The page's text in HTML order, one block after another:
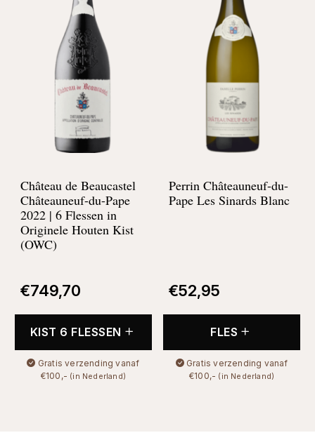
Château de Beaucastel
Châteauneuf-du-Pape
2022 | 6 Flessen in
Originele Houten Kist
(OWC)
€749,70
KIST 6 FLESSEN
Gratis verzending vanaf
€100,- (in Nederland)
Perrin Châteauneuf-du-
Pape Les Sinards Blanc
€52,95
FLES
Gratis verzending vanaf
€100,- (in Nederland)